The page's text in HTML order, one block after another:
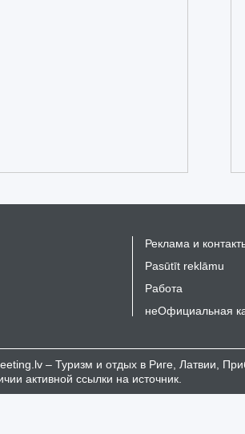
Реклама и
Pasūtīt reklāmu
Работа
неОфициальная
– Туризм и отдых в Риге, Латвии,
активной ссылки на источник.